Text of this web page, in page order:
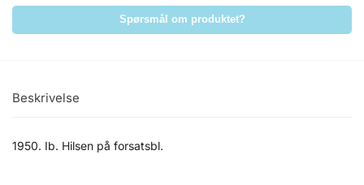
Spørsmål om produktet?
Beskrivelse
1950. Ib. Hilsen på forsatsbl.